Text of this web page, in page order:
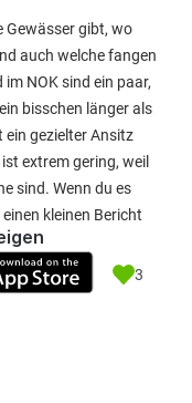
Gewässer gibt, wo
auch welche fangen
NOK sind ein paar,
bisschen länger als
ein gezielter Ansitz
extrem gering, weil
sind. Wenn du es
kleinen Bericht
3